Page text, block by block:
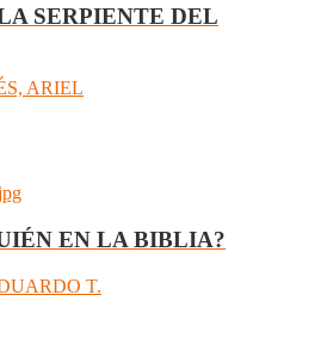
SERPIENTE DEL
ARIEL
EN LA BIBLIA?
T.